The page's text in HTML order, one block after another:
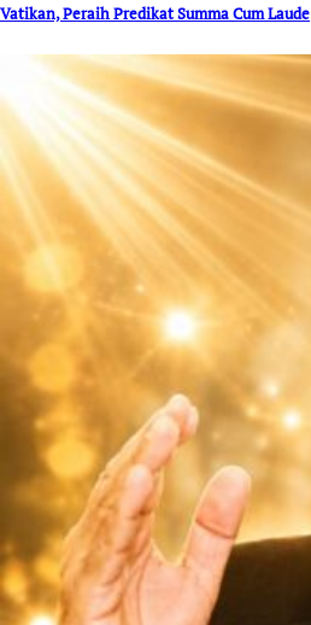
Vatikan, Peraih Predikat Summa Cum Laude